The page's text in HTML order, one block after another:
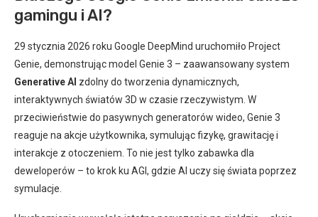
gamingu i AI?
29 stycznia 2026 roku Google DeepMind uruchomiło Project
Genie, demonstrując model Genie 3 – zaawansowany system
Generative AI zdolny do tworzenia dynamicznych,
interaktywnych światów 3D w czasie rzeczywistym. W
przeciwieństwie do pasywnych generatorów wideo, Genie 3
reaguje na akcje użytkownika, symulując fizykę, grawitację i
interakcje z otoczeniem. To nie jest tylko zabawka dla
deweloperów – to krok ku AGI, gdzie AI uczy się świata poprzez
symulacje.